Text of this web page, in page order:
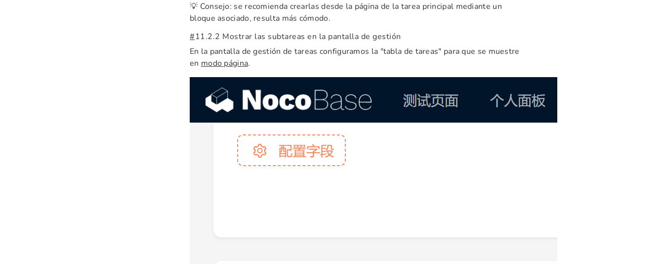
💡 Consejo: se recomienda crearlas desde la página de la tarea principal mediante un
bloque asociado, resulta más cómodo.
#11.2.2 Mostrar las subtareas en la pantalla de gestión
En la pantalla de gestión de tareas configuramos la "tabla de tareas" para que se muestre
en modo página.